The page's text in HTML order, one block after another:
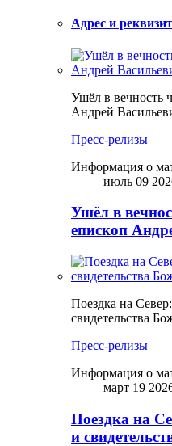
Адрес и
Ушёл в вечность
Андрей
Пресс-релизы
Информация о
июль 09
Ушёл в
епископ
Поездка на
свидетельства
Пресс-релизы
Информация о
март 19
Поездка на
и